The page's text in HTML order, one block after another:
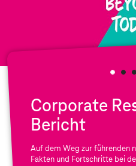
Corporate
Bericht
Auf dem Weg zur führenden
Fakten und Fortschritte bei